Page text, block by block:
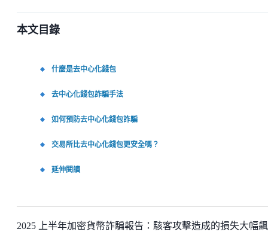
本文目錄
什麼是去中心化錢包
去中心化錢包詐騙手法
如何預防去中心化錢包詐騙
交易所比去中心化錢包更安全嗎？
延伸閱讀
2025 上半年加密貨幣詐騙報告：駭客攻擊造成的損失大幅飆